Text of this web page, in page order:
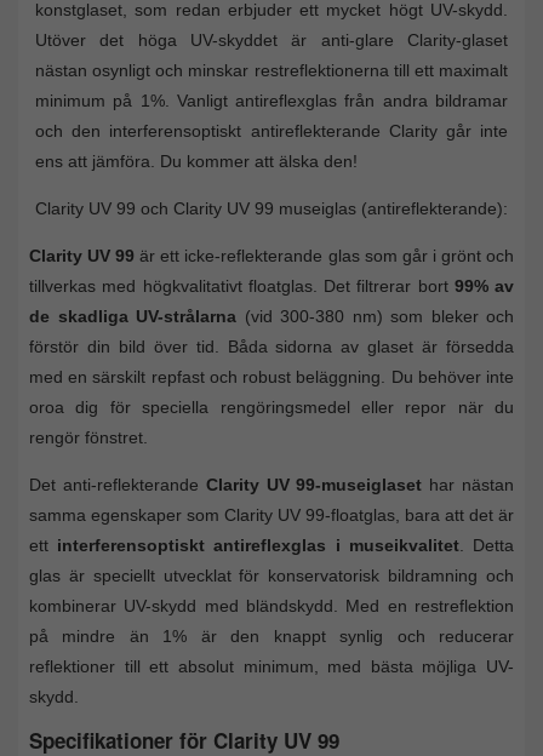
konstglaset, som redan erbjuder ett mycket högt UV-skydd.
Utöver det höga UV-skyddet är anti-glare Clarity-glaset
nästan osynligt och minskar restreflektionerna till ett maximalt
minimum på 1%. Vanligt antireflexglas från andra bildramar
och den interferensoptiskt antireflekterande Clarity går inte
ens att jämföra. Du kommer att älska den!
Clarity UV 99 och Clarity UV 99 museiglas (antireflekterande):
Clarity UV 99 är ett icke-reflekterande glas som går i grönt och
tillverkas med högkvalitativt floatglas. Det filtrerar bort 99% av
de skadliga UV-strålarna (vid 300-380 nm) som bleker och
förstör din bild över tid. Båda sidorna av glaset är försedda
med en särskilt repfast och robust beläggning. Du behöver inte
oroa dig för speciella rengöringsmedel eller repor när du
rengör fönstret.
Det anti-reflekterande Clarity UV 99-museiglaset har nästan
samma egenskaper som Clarity UV 99-floatglas, bara att det är
ett interferensoptiskt antireflexglas i museikvalitet. Detta
glas är speciellt utvecklat för konservatorisk bildramning och
kombinerar UV-skydd med bländskydd. Med en restreflektion
på mindre än 1% är den knappt synlig och reducerar
reflektioner till ett absolut minimum, med bästa möjliga UV-
skydd.
Specifikationer för Clarity UV 99